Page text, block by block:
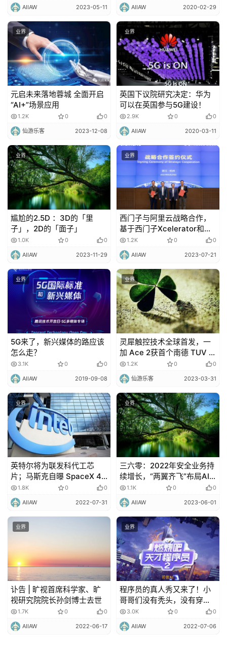
容 AIIAW 2023-05-11 AIIAW 2020-02-29
业界
元启未来落地蓉城 全面开启
“AI+”场景应用
1.2K 0 0
仙游乐客 2023-12-08
业界
英国下议院研究决定：华为
可以在英国参与5G建设！
2.9K 0 0
AIIAW 2020-03-11
业界
尴尬的2.5D ：3D的「里
子」，2D的「面子」
1.0K 0 0
AIIAW 2023-11-29
业界
西门子与阿里云战略合作，
基于西门子Xcelerator和通
义大模型探索工业创新
1.2K 0 0
AIIAW 2023-07-21
业界
5G来了，新兴媒体的路应该
怎么走？
3.1K 0 0
AIIAW 2019-09-08
业界
灵犀触控技术全球首发，一
加 Ace 2获首个南德 TUV 精
准触控 S 级认证
1.2K 0 0
仙游乐客 2023-03-31
业界
英特尔将为联发科代工芯
片；马斯克自曝 SpaceX 4
月曾发生事故
1.8K 0 0
AIIAW 2022-07-31
业界
三六零：2022年安全业务持
续增长，“两翼齐飞”布局AI
大模型
1.1K 0 0
AIIAW 2023-06-01
业界
讣告 | 旷视首席科学家、旷
视研究院院长孙剑博士去世
1.7K 0 0
AIIAW 2022-06-17
业界
程序员的真人秀又来了！小
哥哥们没有秃头，没有穿格
子衫，节目没有剧本
3.0K 0 0
AIIAW 2022-07-06